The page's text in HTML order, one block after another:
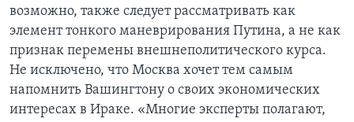
возможно, также следует рассматривать как
элемент тонкого маневрирования Путина, а не как
признак перемены внешнеполитического курса.
Не исключено, что Москва хочет тем самым
напомнить Вашингтону о своих экономических
интересах в Ираке. «Многие эксперты полагают,